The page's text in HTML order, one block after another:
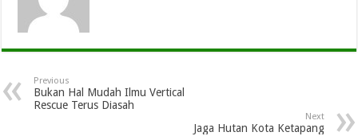
Previous
Bukan Hal Mudah Ilmu Vertical
Rescue Terus Diasah
Next
Jaga Hutan Kota Ketapang